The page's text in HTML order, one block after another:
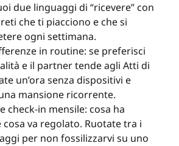
due linguaggi di “ricevere” con
che ti piacciono e che si
ogni settimana.
in routine: se preferisci
e il partner tende agli Atti di
un’ora senza dispositivi e
mansione ricorrente.
check-in mensile: cosa ha
va regolato. Ruotate tra i
per non fossilizzarvi su uno